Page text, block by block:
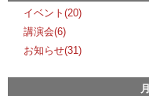
イベント(20)
講演会(6)
お知らせ(31)